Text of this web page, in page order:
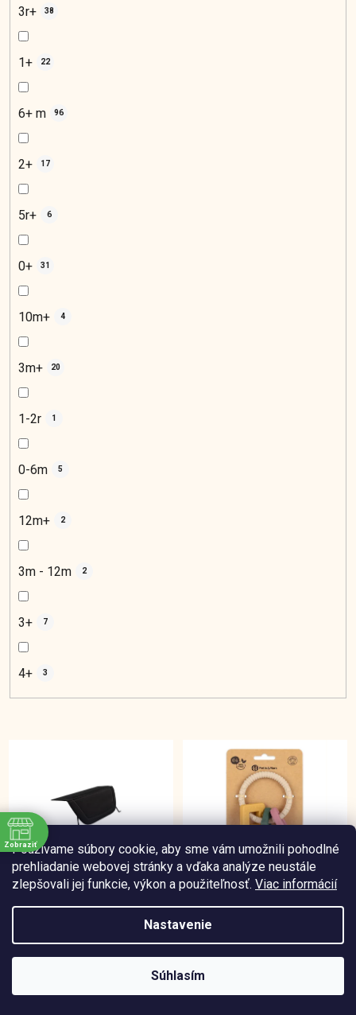
Používame súbory cookie, aby sme vám umožnili pohodlné
prehliadanie webovej stránky a vďaka analýze neustále
zlepšovali jej funkcie, výkon a použiteľnosť. Viac informácií
Nastavenie
Súhlasím
3r+ 38
1+ 22
6+ m 96
2+ 17
5r+ 6
0+ 31
10m+ 4
3m+ 20
1-2r 1
0-6m 5
12m+ 2
3m - 12m 2
3+ 7
4+ 3
s
p
r
o
d
k
o
Aer+/ Aer predĺženie -
Skladom na externom sklade
PETITE&MARS Hryzačka
Skladom na externom sklade
Zobraziť